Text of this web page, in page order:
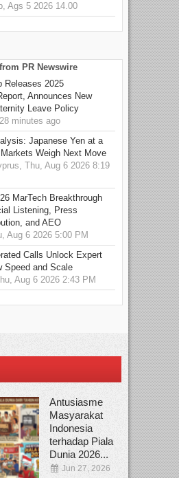
Ags 5 2026 14.00
PR Newswire
Releases 2025
Announces New
Leave Policy
minutes ago
Japanese Yen at a
Weigh Next Move
Thu, Aug 6 2026 8:19
MarTech Breakthrough
Listening, Press
and AEO
Aug 6 2026 5:00 PM
Calls Unlock Expert
Speed and Scale
Aug 6 2026 2:43 PM
Antusiasme
Masyarakat
Indonesia
terhadap Piala
Dunia 2026...
Jun 27, 2026